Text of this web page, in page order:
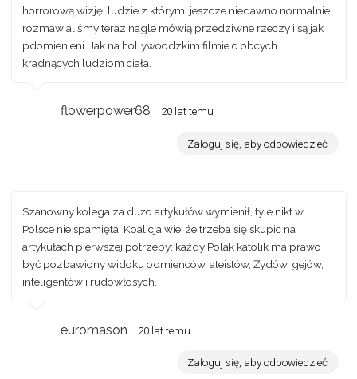
horrorową wizję: ludzie z którymi jeszcze niedawno normalnie
rozmawialiśmy teraz nagle mówią przedziwne rzeczy i są jak
pdomienieni. Jak na hollywoodzkim filmie o obcych
kradnących ludziom ciała.
flowerpower68 20 lat temu
Zaloguj się, aby odpowiedzieć
Szanowny kolega za dużo artykułów wymienił, tyle nikt w
Polsce nie spamięta. Koalicja wie, że trzeba się skupic na
artykułach pierwszej potrzeby: każdy Polak katolik ma prawo
być pozbawiony widoku odmieńców, ateistów, Żydów, gejów,
inteligentów i rudowłosych.
euromason 20 lat temu
Zaloguj się, aby odpowiedzieć